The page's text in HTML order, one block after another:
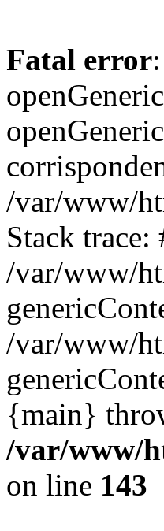
Fatal error
/var/www/
Stack trace:
/var/www/
/var/www/
{main}
/var/www/
on line 143